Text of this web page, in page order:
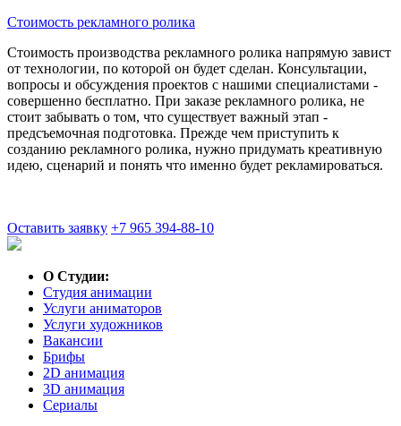
Стоимость рекламного ролика
Стоимость производства рекламного ролика напрямую завист
от технологии, по которой он будет сделан. Консультации,
вопросы и обсуждения проектов с нашими специалистами -
совершенно бесплатно. При заказе рекламного ролика, не
стоит забывать о том, что существует важный этап -
предсъемочная подготовка. Прежде чем приступить к
созданию рекламного ролика, нужно придумать креативную
идею, сценарий и понять что именно будет рекламироваться.
Оставить заявку +7 965 394-88-10
О Студии:
Студия анимации
Услуги аниматоров
Услуги художников
Вакансии
Брифы
2D анимация
3D анимация
Сериалы